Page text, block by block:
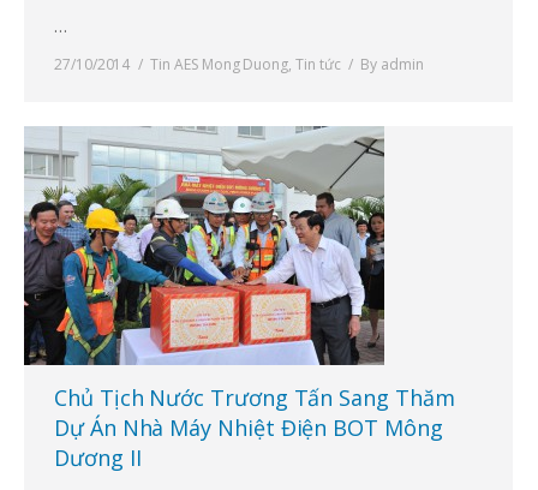
…
27/10/2014 Tin AES Mong Duong, Tin tức By admin
Chủ Tịch Nước Trương Tấn Sang Thăm
Dự Án Nhà Máy Nhiệt Điện BOT Mông
Dương II